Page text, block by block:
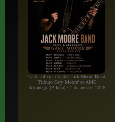
Cartel oficial evento: Jack Moore Band
‘Tributo Gary Moore’ en AMC
Bocanegra (Piloña) · 1 de agosto, 2026